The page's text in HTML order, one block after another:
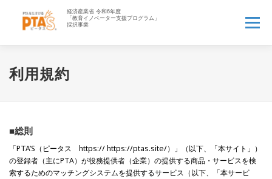
メニュー
HOME PTA’Sとは▼
資料一覧▼ よくある質問 ログイン 新規登録
利用規約
■総則
「PTA’S（ピータス https:// https://ptas.site/）」（以下、「本サイト」）
の登録者（主にPTA）が役務提供者（企業）の提供する商品・サービスを検
索するためのマッチングシステムを提供するサービス（以下、「本サービ